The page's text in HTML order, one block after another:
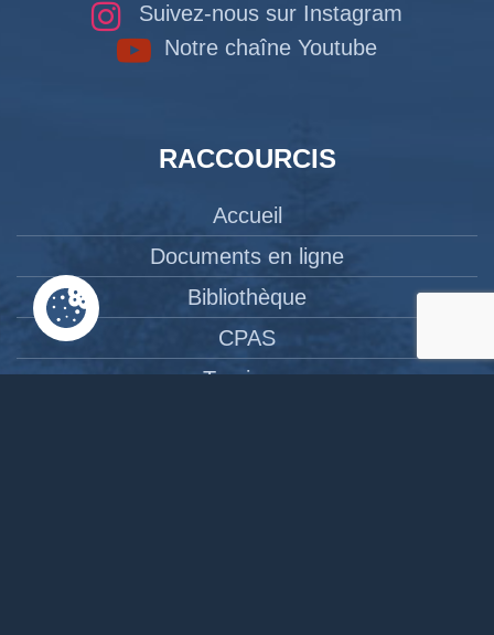
Suivez-nous sur Instagram
Notre chaîne Youtube
RACCOURCIS
Accueil
Documents en ligne
Bibliothèque
CPAS
Tourisme